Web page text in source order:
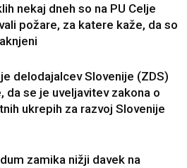
nekaj dneh so na PU Celje
požare, za katere kaže, da so
delodajalcev Slovenije (ZDS)
da se je uveljavitev zakona o
ukrepih za razvoj Slovenije
zamika nižji davek na